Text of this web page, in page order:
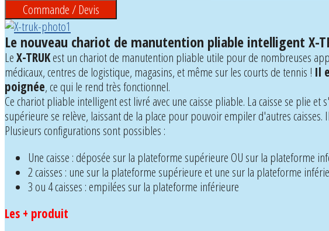
Commande / Devis
Le nouveau chariot de manutention pliable intelligent X-
LeX-TRUKest un chariot de manutention pliable utile pour de nombreuses
médicaux, centres de logistique, magasins, et même sur les courts de tennis ! Il
poignée, ce qui le rend très fonctionnel.
Ce chariot pliable intelligent est livré avec une caisse pliable. La caisse se plie
supérieure se relève, laissant de la place pour pouvoir empiler d'autres
Plusieurs configurations sont possibles :
Une caisse : déposée sur la plateforme supérieure OU sur la plateforme
2 caisses : une sur la plateforme supérieure et une sur la plateforme
3 ou 4 caisses : empilées sur la plateforme inférieure
Les + produit